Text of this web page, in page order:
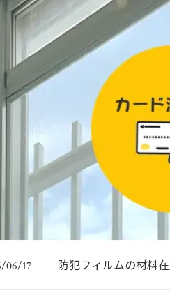
06/17 防犯フィルムの材料
06/20 暑さ対策で遮熱フィ
06/17 防犯フィルムの材料